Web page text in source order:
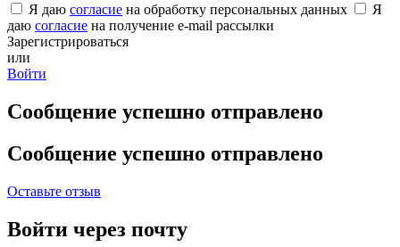
Я даю согласие на обработку персональных данных
Я
даю согласие на получение e-mail рассылки
Зарегистрироваться
или
Войти
Сообщение успешно отправлено
Сообщение успешно отправлено
Оставьте отзыв
Войти через почту